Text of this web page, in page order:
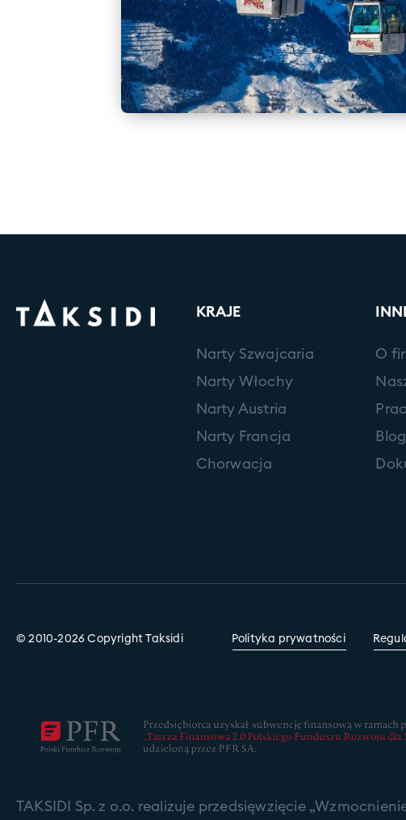
KRAJE
Narty Szwajcaria
Narty Włochy
Narty Austria
Narty Francja
Chorwacja
O
Blog
© 2010-2026 Copyright Taksidi Polityka prywatności
TAKSIDI Sp. z o.o. realizuje przedsięwzięcie